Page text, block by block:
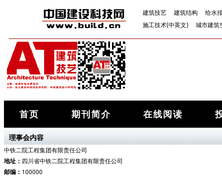
建筑技艺 建筑结构
给水
施工技术(中英文)
城市建筑
首页 期刊简介 在线阅读
理事会内容
中铁二院工程集团有限责任公司
地址： 四川省中铁二院工程集团有限责任公司
邮编： 100000